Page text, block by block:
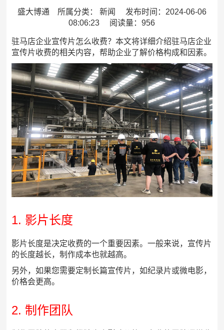
盛大博通 所属分类： 新闻 发布时间：2024-06-06
08:06:23 阅读量：956
驻马店企业宣传片怎么收费？本文将详细介绍驻马店企业
宣传片收费的相关内容，帮助企业了解价格构成和因素。
1. 影片长度
影片长度是决定收费的一个重要因素。一般来说，宣传片
的长度越长，制作成本也就越高。
另外，如果您需要定制长篇宣传片，如纪录片或微电影，
价格会更高。
2. 制作团队